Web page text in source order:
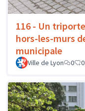
116 - Un
hors-les-murs
municipale
Ville de Lyon 0 0